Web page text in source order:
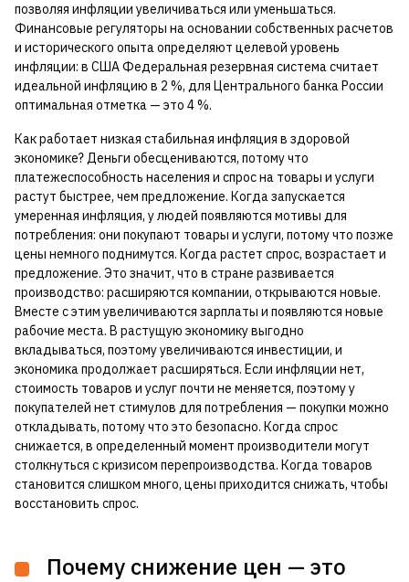
позволяя инфляции увеличиваться или уменьшаться.
Финансовые регуляторы на основании собственных расчетов
и исторического опыта определяют целевой уровень
инфляции: в США Федеральная резервная система считает
идеальной инфляцию в 2 %, для Центрального банка России
оптимальная отметка — это 4 %.
Как работает низкая стабильная инфляция в здоровой
экономике? Деньги обесцениваются, потому что
платежеспособность населения и спрос на товары и услуги
растут быстрее, чем предложение. Когда запускается
умеренная инфляция, у людей появляются мотивы для
потребления: они покупают товары и услуги, потому что позже
цены немного поднимутся. Когда растет спрос, возрастает и
предложение. Это значит, что в стране развивается
производство: расширяются компании, открываются новые.
Вместе с этим увеличиваются зарплаты и появляются новые
рабочие места. В растущую экономику выгодно
вкладываться, поэтому увеличиваются инвестиции, и
экономика продолжает расширяться. Если инфляции нет,
стоимость товаров и услуг почти не меняется, поэтому у
покупателей нет стимулов для потребления — покупки можно
откладывать, потому что это безопасно. Когда спрос
снижается, в определенный момент производители могут
столкнуться с кризисом перепроизводства. Когда товаров
становится слишком много, цены приходится снижать, чтобы
восстановить спрос.
Почему снижение цен — это